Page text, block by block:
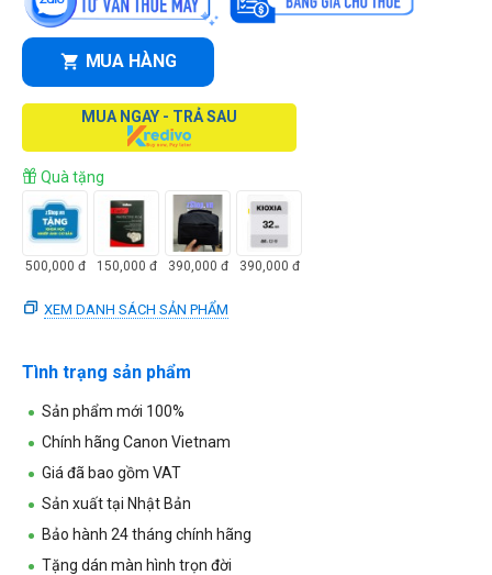
MUA HÀNG
MUA NGAY - TRẢ SAU
Quà tặng
500,000 đ 150,000 đ 390,000 đ 390,000 đ
XEM DANH SÁCH SẢN PHẨM
Tình trạng sản phẩm
Sản phẩm mới 100%
Chính hãng Canon Vietnam
Giá đã bao gồm VAT
Sản xuất tại Nhật Bản
Bảo hành 24 tháng chính hãng
Tặng dán màn hình trọn đời